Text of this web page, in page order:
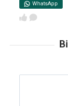
WhatsApp